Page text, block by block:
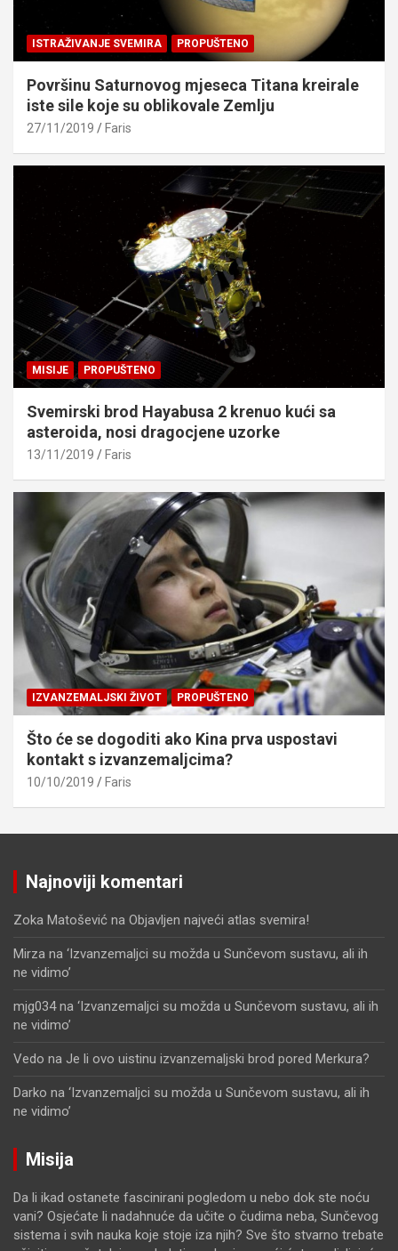
ISTRAŽIVANJE SVEMIRA PROPUŠTENO
Površinu Saturnovog mjeseca Titana kreirale
iste sile koje su oblikovale Zemlju
27/11/2019 Faris
MISIJE PROPUŠTENO
Svemirski brod Hayabusa 2 krenuo kući sa
asteroida, nosi dragocjene uzorke
13/11/2019 Faris
IZVANZEMALJSKI ŽIVOT PROPUŠTENO
Što će se dogoditi ako Kina prva uspostavi
kontakt s izvanzemaljcima?
10/10/2019 Faris
Najnoviji komentari
Zoka Matošević na Objavljen najveći atlas svemira!
Mirza na ‘Izvanzemaljci su možda u Sunčevom sustavu, ali ih
ne vidimo’
mjg034na ‘Izvanzemaljci su možda u Sunčevom sustavu, ali ih
ne vidimo’
Vedo na Je li ovo uistinu izvanzemaljski brod pored Merkura?
Darko na ‘Izvanzemaljci su možda u Sunčevom sustavu, ali ih
ne vidimo’
Misija
Da li ikad ostanete fascinirani pogledom u nebo dok ste noću
vani? Osjećate li nadahnuće da učite o čudima neba, Sunčevog
sistema i svih nauka koje stoje iza njih? Sve što stvarno trebate